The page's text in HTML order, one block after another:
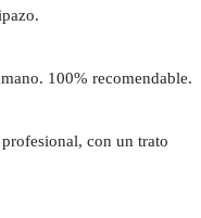
100% recomendable.
con un trato